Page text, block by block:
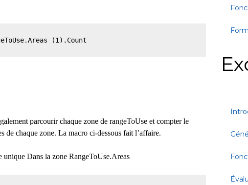
(1).Count
parcourir chaque zone de rangeToUse et compter le
de chaque zone. La macro ci-dessous fait l’affaire.
unique Dans la zone RangeToUse.Areas